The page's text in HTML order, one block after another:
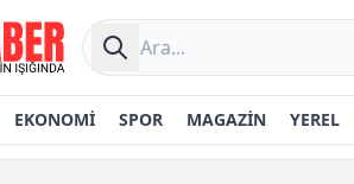
EKONOMİ SPOR MAGAZİN YEREL